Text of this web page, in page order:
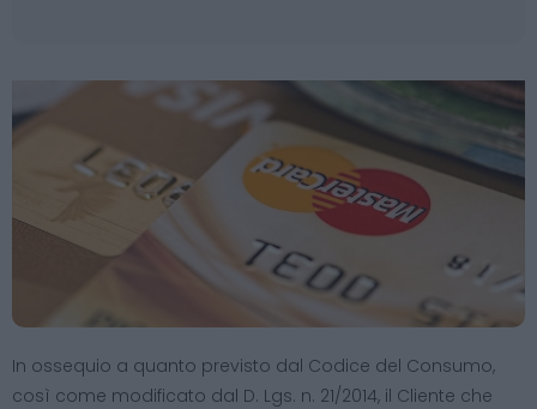
In ossequio a quanto previsto dal Codice del Consumo,
così come modificato dal D. Lgs. n. 21/2014, il Cliente che